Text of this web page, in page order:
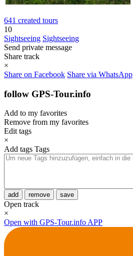
641 created tours
10
Sightseeing Sightseeing
Send private message
Share track
×
Share on Facebook Share via WhatsApp
follow GPS-Tour.info
Add to my favorites
Remove from my favorites
Edit tags
×
Add tags Tags
add remove save
Open track
×
Open with GPS-Tour.info APP